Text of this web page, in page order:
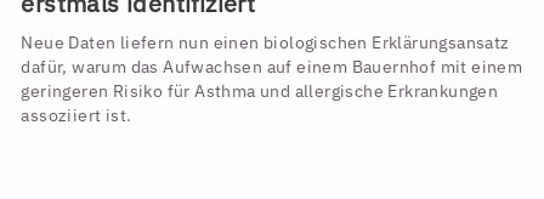
Neue Daten liefern nun einen biologischen Erklärungsansatz
dafür, warum das Aufwachsen auf einem Bauernhof mit einem
geringeren Risiko für Asthma und allergische Erkrankungen
assoziiert ist.